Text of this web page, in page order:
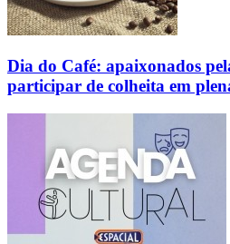
Dia do Café: apaixonados
participar de colheita em